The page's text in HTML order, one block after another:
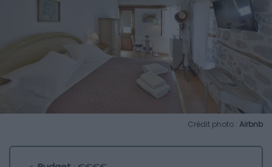
Crédit photo : Airbnb